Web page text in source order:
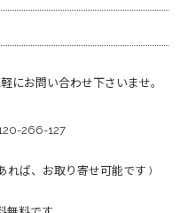
にお問い合わせ下さいませ。
266-127
れば、お取り寄せ可能です )